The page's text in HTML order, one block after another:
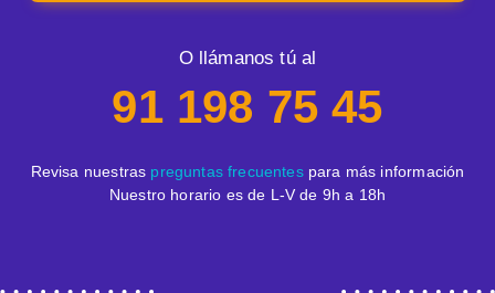
O llámanos tú al
91 198 75 45
Revisa nuestras preguntas frecuentespara más información
Nuestro horario es de L-V de 9h a 18h